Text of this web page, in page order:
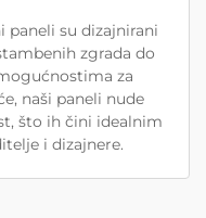
su dizajnirani
zgrada do
za
naši paneli nude
što ih čini idealnim
i dizajnere.